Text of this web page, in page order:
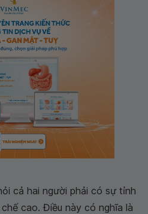
cả hai người phải có sự tỉnh
cao. Điều này có nghĩa là